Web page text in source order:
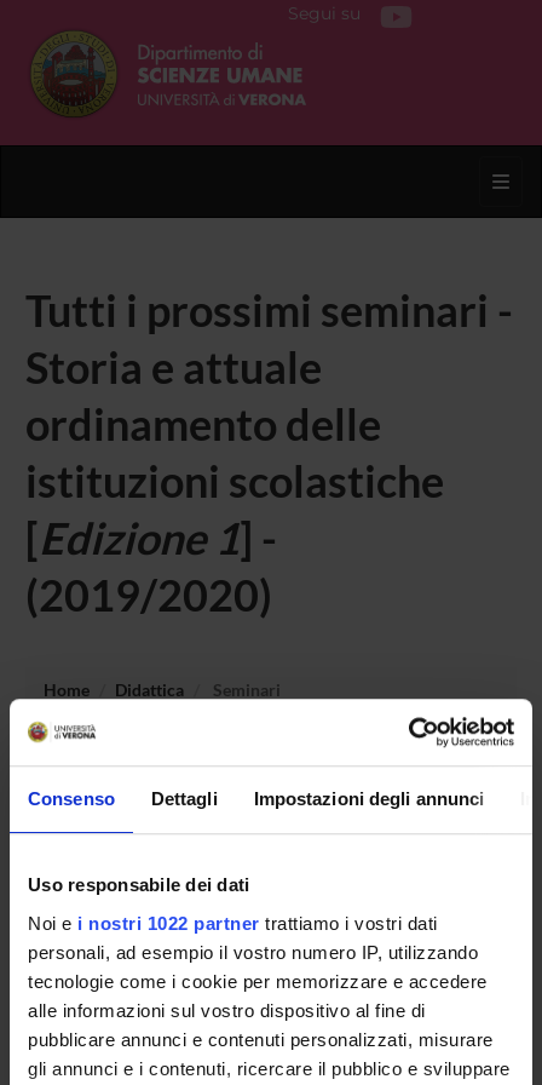
Consenso Dettagli Impostazioni degli annunci
Uso responsabile dei dati
Noi e i nostri 1022 partner trattiamo i vostri dati
personali, ad esempio il vostro numero IP, utilizzando
tecnologie come i cookie per memorizzare e accedere
alle informazioni sul vostro dispositivo al fine di
pubblicare annunci e contenuti personalizzati, misurare
gli annunci e i contenuti, ricercare il pubblico e sviluppare
Segui su
Tutti i prossimi seminari -
Storia e attuale
ordinamento delle
istituzioni scolastiche
[Edizione 1] -
(2019/2020)
Home Didattica Seminari
Non è stato trovato alcun seminario relativo
all'insegnamento Storia e attuale ordinamento delle
istituzioni scolastiche.
OFFERTA FORMATIVA
CORSI DI STUDIO
DOTTORATI, MASTER E FORMAZIONE SUPERIORE